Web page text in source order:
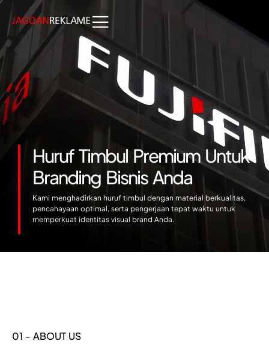
Huruf Timbul Premium Untuk
Branding Bisnis Anda
Kami menghadirkan huruf timbul dengan material berkualitas,
pencahayaan optimal, serta pengerjaan tepat waktu untuk
memperkuat identitas visual brand Anda.
01 - ABOUT US